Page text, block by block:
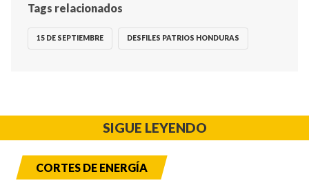
Tags relacionados
15 DE SEPTIEMBRE DESFILES PATRIOS HONDURAS
SIGUE LEYENDO
CORTES DE ENERGÍA